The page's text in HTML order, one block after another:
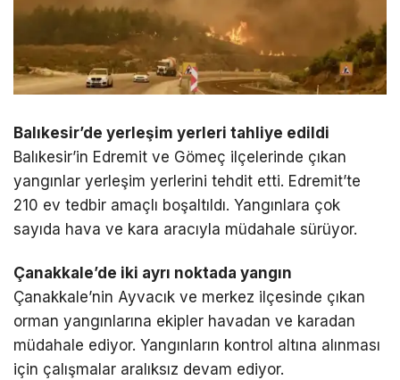
Balıkesir’de yerleşim yerleri tahliye edildi
Balıkesir’in Edremit ve Gömeç ilçelerinde çıkan
yangınlar yerleşim yerlerini tehdit etti. Edremit’te
210 ev tedbir amaçlı boşaltıldı. Yangınlara çok
sayıda hava ve kara aracıyla müdahale sürüyor.
Çanakkale’de iki ayrı noktada yangın
Çanakkale’nin Ayvacık ve merkez ilçesinde çıkan
orman yangınlarına ekipler havadan ve karadan
müdahale ediyor. Yangınların kontrol altına alınması
için çalışmalar aralıksız devam ediyor.